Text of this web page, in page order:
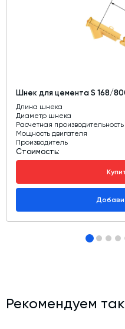
Шнек для цемента S 168/
Длина шнека
Диаметр шнека
Расчетная производительность
Мощность двигателя
Производитель
Стоимость:
Рекомендуем